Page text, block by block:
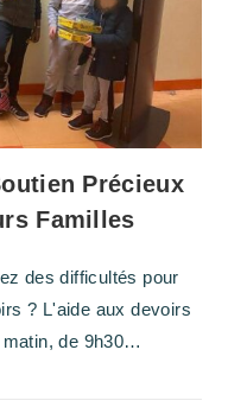
Précieux
Familles
des difficultés pour
? L'aide aux devoirs
de 9h30…